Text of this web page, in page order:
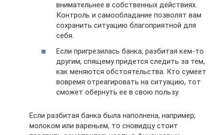
внимательнее в собственных действиях.
Контроль и самообладание позволят вам
сохранить ситуацию благоприятной для
себя.
Если пригрезилась банка, разбитая кем-то
другим, спящему придется следить за тем,
как меняются обстоятельства. Кто сумеет
вовремя отреагировать на ситуацию, тот
сможет обернуть ее в свою пользу.
Если разбитая банка была наполнена, например,
молоком или вареньем, то сновидцу стоит